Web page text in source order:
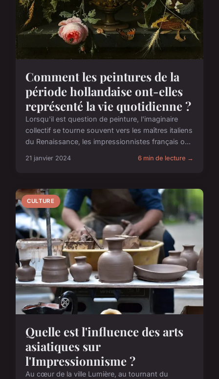
Comment les peintures de la
période hollandaise ont-elles
représenté la vie quotidienne ?
Lorsqu'il est question de peinture, l'imaginaire
collectif se tourne souvent vers les maîtres italiens
du Renaissance, les impressionnistes français o...
21 janvier 2024 6 min de lecture →
CULTURE
Quelle est l'influence des arts
asiatiques sur
l'Impressionnisme ?
Au cœur de la ville Lumière, au tournant du